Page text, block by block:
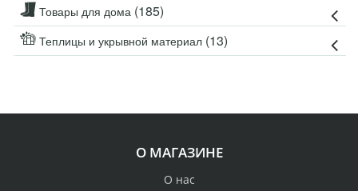
Товары для дома (185)
Теплицы и укрывной материал (13)
О МАГАЗИНЕ
О нас